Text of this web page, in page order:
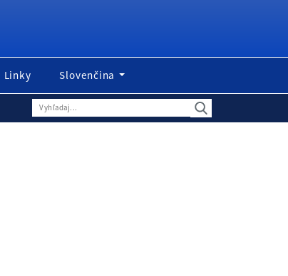
Linky Slovenčina